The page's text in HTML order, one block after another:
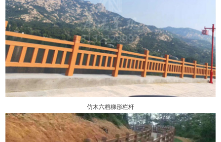
仿木六档梯形栏杆